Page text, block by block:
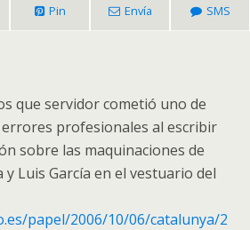
Pin Envía SMS
que servidor cometió uno de
profesionales al escribir
sobre las maquinaciones de
y Luis García en el vestuario del
papel/2006/10/06/catalunya/2